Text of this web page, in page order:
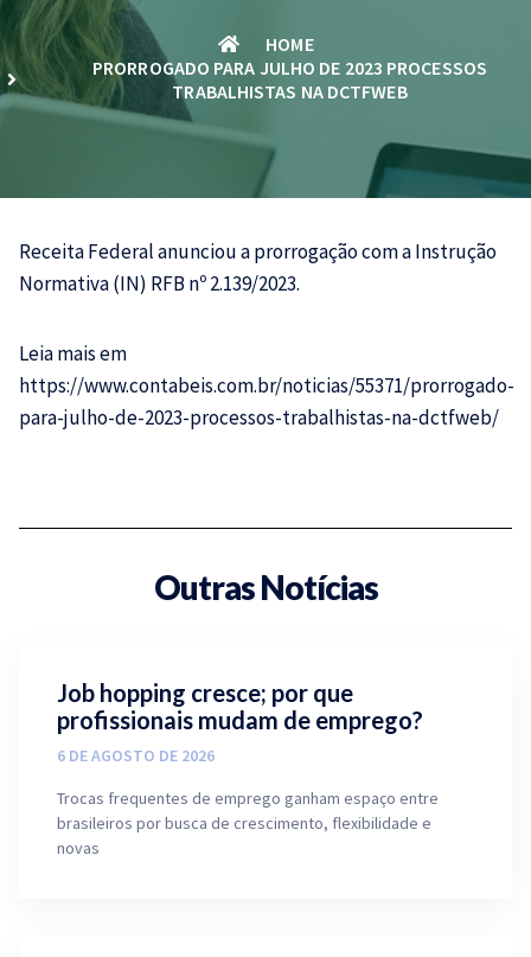
HOME
PRORROGADO PARA JULHO DE 2023 PROCESSOS
TRABALHISTAS NA DCTFWEB
Receita Federal anunciou a prorrogação com a Instrução
Normativa (IN) RFB nº 2.139/2023.
Leia mais em
https://www.contabeis.com.br/noticias/55371/prorrogado-
para-julho-de-2023-processos-trabalhistas-na-dctfweb/
Outras Notícias
Job hopping cresce; por que
profissionais mudam de emprego?
6 DE AGOSTO DE 2026
Trocas frequentes de emprego ganham espaço entre
brasileiros por busca de crescimento, flexibilidade e
novas